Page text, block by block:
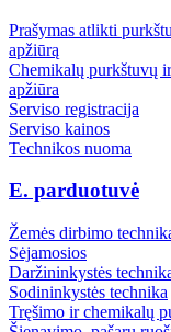
Prašymas atlikti
apžiūrą
Chemikalų purkštuvų
apžiūra
Serviso registracija
Serviso kainos
Technikos nuoma
E. parduotuvė
Žemės dirbimo
Sėjamosios
Daržininkystės
Sodininkystės technika
Tręšimo ir chemikalų